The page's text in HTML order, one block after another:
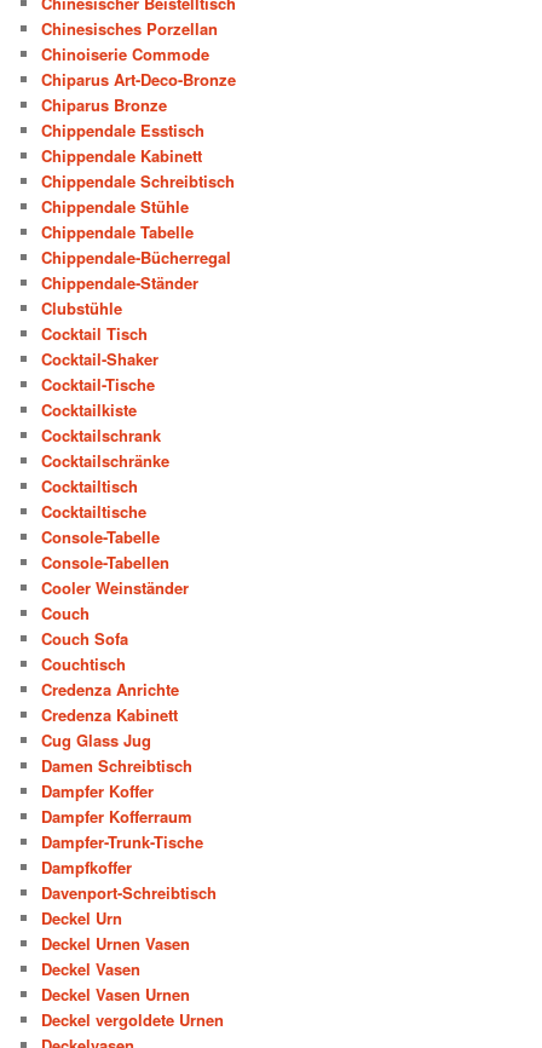
Chinesisches Porzellan
Chinoiserie Commode
Chiparus Art-Deco-Bronze
Chiparus Bronze
Chippendale Esstisch
Chippendale Kabinett
Chippendale Schreibtisch
Chippendale Stühle
Chippendale Tabelle
Chippendale-Bücherregal
Chippendale-Ständer
Clubstühle
Cocktail Tisch
Cocktail-Shaker
Cocktail-Tische
Cocktailkiste
Cocktailschrank
Cocktailschränke
Cocktailtisch
Cocktailtische
Console-Tabelle
Console-Tabellen
Cooler Weinständer
Couch
Couch Sofa
Couchtisch
Credenza Anrichte
Credenza Kabinett
Cug Glass Jug
Damen Schreibtisch
Dampfer Koffer
Dampfer Kofferraum
Dampfer-Trunk-Tische
Dampfkoffer
Davenport-Schreibtisch
Deckel Urn
Deckel Urnen Vasen
Deckel Vasen
Deckel Vasen Urnen
Deckel vergoldete Urnen